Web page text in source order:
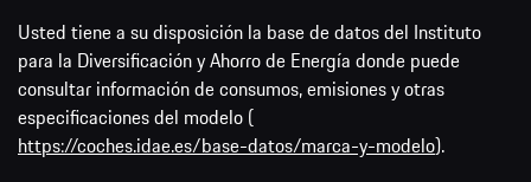
Usted tiene a su disposición la base de datos del Instituto
para la Diversificación y Ahorro de Energía donde puede
consultar información de consumos, emisiones y otras
especificaciones del modelo (
https://coches.idae.es/base-datos/marca-y-modelo).